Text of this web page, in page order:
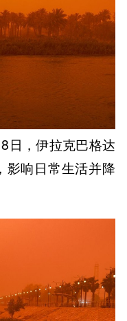
日，伊拉克巴格达
影响日常生活并降